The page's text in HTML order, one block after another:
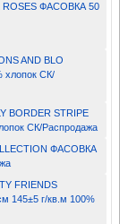
ROSES ФАСОВКА 50
AND BLO
хлопок СК/
BORDER STRIPE
СК/Распродажа
ФАСОВКА
FRIENDS
145±5 г/кв.м 100%